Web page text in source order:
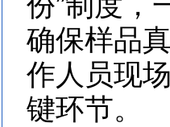
确保样品
作人员现
键环节。